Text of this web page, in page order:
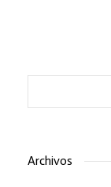
Archivos